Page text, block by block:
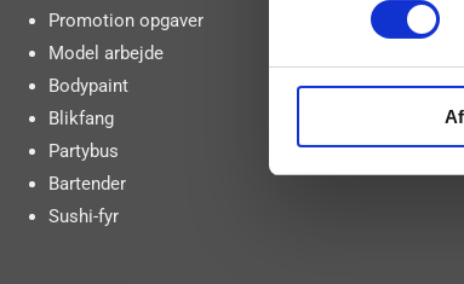
Promotion opgaver
Model arbejde
Bodypaint
Blikfang
Partybus
Bartender
Sushi-fyr